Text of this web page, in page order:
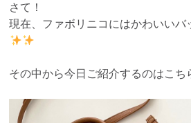
さて！
現在、ファボリニコにはかわいいバ
その中から今日ご紹介するのはこち